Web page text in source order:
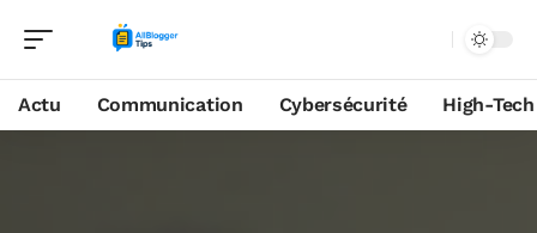
Actu Communication Cybersécurité High-Tech